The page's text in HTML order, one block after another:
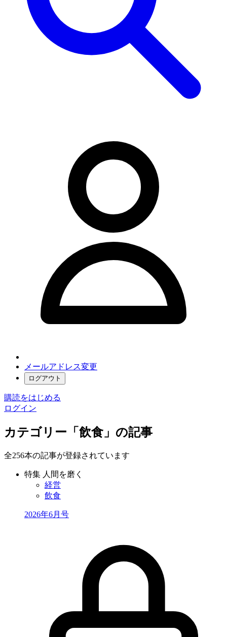
メールアドレス変更
ログアウト
購読をはじめる
ログイン
カテゴリー「飲食」の記事
全256本の記事が登録されています
特集 人間を磨く
経営
飲食
2026年6月号